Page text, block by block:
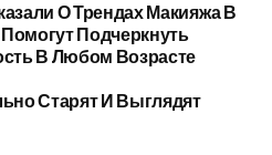
О Трендах Макияжа В
Подчеркнуть
В Любом Возрасте
Старят И Выглядят